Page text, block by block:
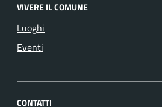
VIVERE IL COMUNE
Luoghi
Eventi
CONTATTI